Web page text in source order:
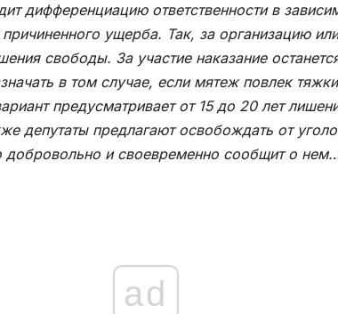
дифференциацию ответственности в
причиненного ущерба. Так, за организацию
свободы. За участие наказание
в том случае, если мятеж повлек
предусматривает от 15 до 20 лет
депутаты предлагают освобождать от
добровольно и своевременно сообщит о
ad